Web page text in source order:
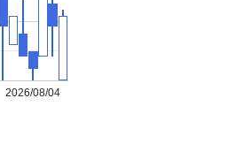
2026/08/04